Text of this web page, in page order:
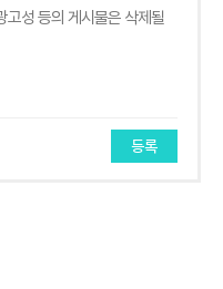
등록